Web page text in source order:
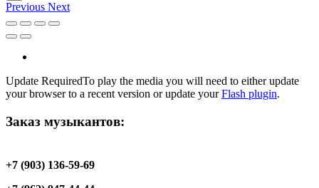
Previous Next
Update RequiredTo play the media you will need to either update
your browser to a recent version or update yourFlash plugin.
Заказ музыкантов:
+7 (903) 136-59-69